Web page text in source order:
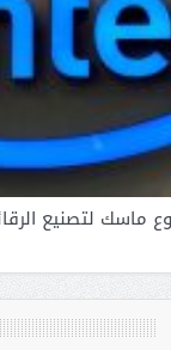
ماسك لتصنيع